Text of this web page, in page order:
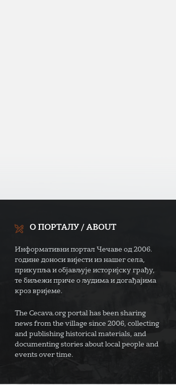
О ПОРТАЛУ / ABOUT
Информативни портал Чечаве од 2006.
године доноси вијести из нашег села,
прикупља и објављује историјску грађу,
те биљежи приче о људима и догађајима
кроз вријеме.
The Cecava.org portal has been sharing
news from the village since 2006, collecting
and publishing historical materials, and
documenting stories about local people and
events over time.